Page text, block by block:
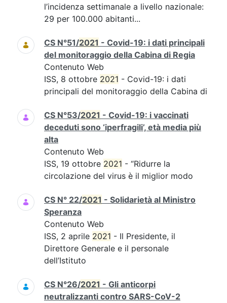
l’incidenza settimanale a livello nazionale:
29 per 100.000 abitanti...
CS N°51/2021 - Covid-19: i dati principali
del monitoraggio della Cabina di Regia
Contenuto Web
ISS, 8 ottobre 2021 - Covid-19: i dati
principali del monitoraggio della Cabina di
CS N°53/2021 - Covid-19: i vaccinati
deceduti sono ‘iperfragili’, età media più
alta
Contenuto Web
ISS, 19 ottobre 2021 - “Ridurre la
circolazione del virus è il miglior modo
CS N° 22/2021 - Solidarietà al Ministro
Speranza
Contenuto Web
ISS, 2 aprile 2021 - Il Presidente, il
Direttore Generale e il personale
dell’Istituto
CS N°26/2021 - Gli anticorpi
neutralizzanti contro SARS-CoV-2